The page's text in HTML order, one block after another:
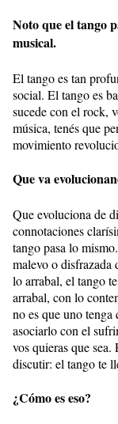
Noto que el tango
musical.
El tango es tan
social. El tango es
sucede con el rock,
música, tenés que
movimiento
Que va
Que evoluciona de
connotaciones
tango pasa lo
malevo o disfrazada
lo arrabal, el tango
arrabal, con lo
no es que uno tenga
asociarlo con el
vos quieras que
discutir: el tango te
¿Cómo es eso?